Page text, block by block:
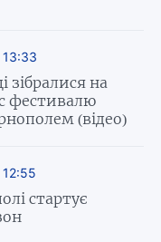
зібралися на
фестивалю
(відео)
стартує